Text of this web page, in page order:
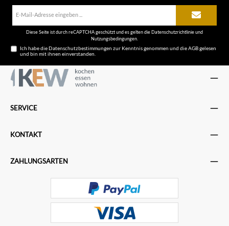
Diese Seite ist durch reCAPTCHA geschützt und es gelten die Datenschutzrichtlinieund
Nutzungsbedingungen.
Ich habe dieDatenschutzbestimmungen zur Kenntnis genommen und dieAGBgelesen
und bin mit ihnen einverstanden.
SERVICE
KONTAKT
ZAHLUNGSARTEN